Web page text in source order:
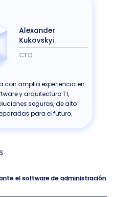
Alexander
Kukovskyi
CTO
con amplia experiencia en
y arquitectura TI,
seguras, de alto
para el futuro.
el software de administración